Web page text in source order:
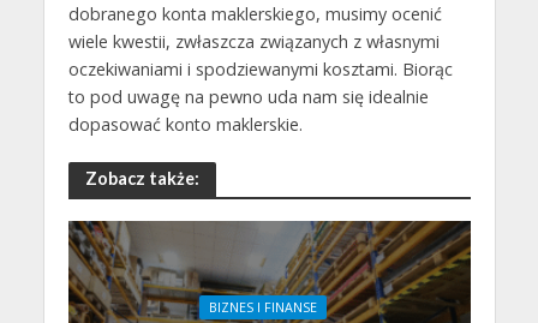
dobranego konta maklerskiego, musimy ocenić
wiele kwestii, zwłaszcza związanych z własnymi
oczekiwaniami i spodziewanymi kosztami. Biorąc
to pod uwagę na pewno uda nam się idealnie
dopasować konto maklerskie.
Zobacz także:
BIZNES I FINANSE